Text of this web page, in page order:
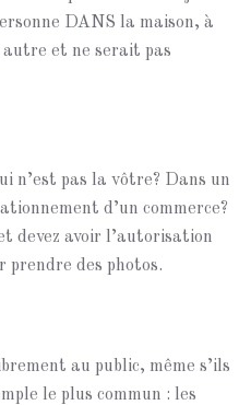
DANS la maison, à
et ne serait pas
n’est pas la vôtre? Dans un
d’un commerce?
devez avoir l’autorisation
prendre des photos.
au public, même s’ils
le plus commun : les